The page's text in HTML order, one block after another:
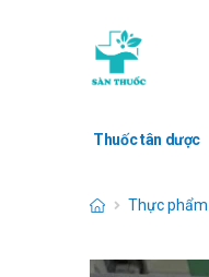
Thuốc tân dược
Thực